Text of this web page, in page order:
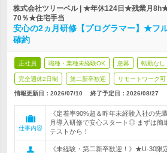
株式会社ツリーベル | ★年休124日★残業月
70％★住宅手当
安心の2ヵ月研修【プログラマー】★フ
確約
正社員 職種・業種未経験OK 急募 転勤なし
完全週休2日制 第二新卒歓迎 リモートワーク可
情報更新日：2026/07/10 終了予定日： 2026/08/27
仕事内容
《定着率90%超＆昨年未経験入社の先
月導入研修で安心スタート◎ まずは簡
テストから！
《未経験・第二新卒歓迎！》★U-30限